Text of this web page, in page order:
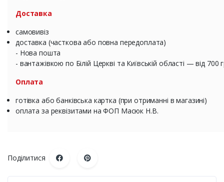
Доставка
самовивіз
доставка (часткова або повна передоплата)
- Нова пошта
- вантажівкою по Білій Церкві та Київській області — від 700
Оплата
готівка або банківська картка (при отриманні в магазині)
оплата за реквізитами на ФОП Масюк Н.В.
Поділитися